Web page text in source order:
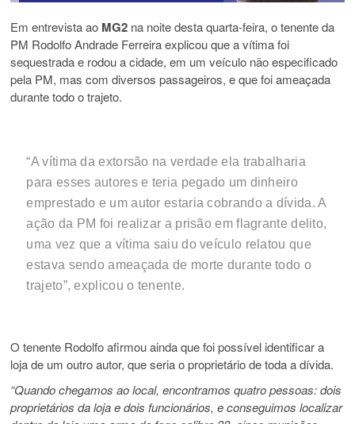
Em entrevista ao MG2 na noite desta quarta-feira, o tenente da
PM Rodolfo Andrade Ferreira explicou que a vítima foi
sequestrada e rodou a cidade, em um veículo não especificado
pela PM, mas com diversos passageiros, e que foi ameaçada
durante todo o trajeto.
“A vítima da extorsão na verdade ela trabalharia
para esses autores e teria pegado um dinheiro
emprestado e um autor estaria cobrando a dívida. A
ação da PM foi realizar a prisão em flagrante delito,
uma vez que a vítima saiu do veículo relatou que
estava sendo ameaçada de morte durante todo o
trajeto”, explicou o tenente.
O tenente Rodolfo afirmou ainda que foi possível identificar a
loja de um outro autor, que seria o proprietário de toda a dívida.
“Quando chegamos ao local, encontramos quatro pessoas: dois
proprietários da loja e dois funcionários, e conseguimos localizar